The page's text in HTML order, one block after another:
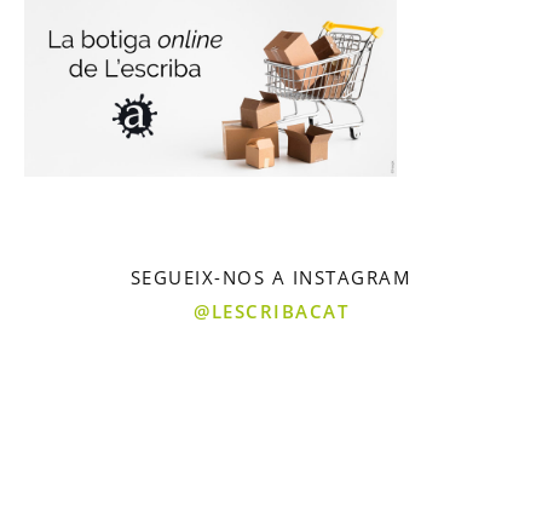
SEGUEIX-NOS A INSTAGRAM
@LESCRIBACAT